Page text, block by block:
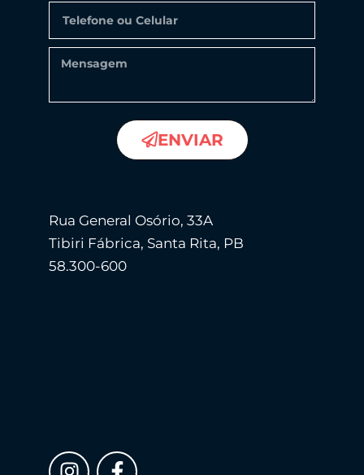
Rua General Osório, 33A
Tibiri Fábrica, Santa Rita, PB
58.300-600
ENVIAR